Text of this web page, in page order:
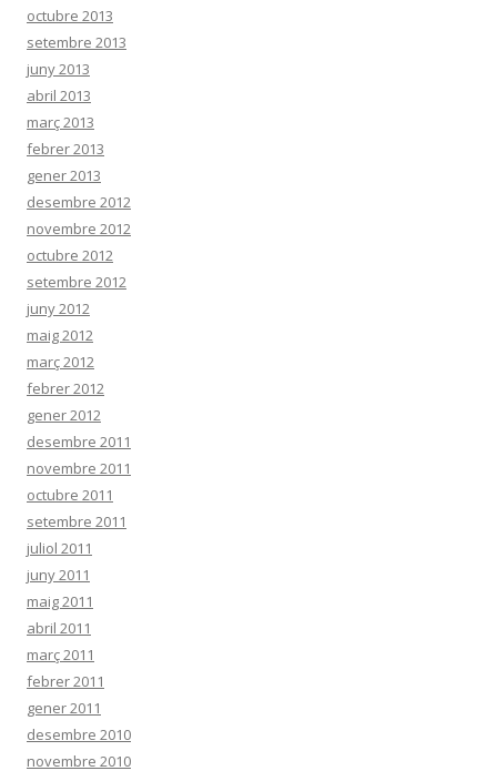
octubre 2013
setembre 2013
juny 2013
abril 2013
març 2013
febrer 2013
gener 2013
desembre 2012
novembre 2012
octubre 2012
setembre 2012
juny 2012
maig 2012
març 2012
febrer 2012
gener 2012
desembre 2011
novembre 2011
octubre 2011
setembre 2011
juliol 2011
juny 2011
maig 2011
abril 2011
març 2011
febrer 2011
gener 2011
desembre 2010
novembre 2010